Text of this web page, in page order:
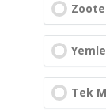
Tek